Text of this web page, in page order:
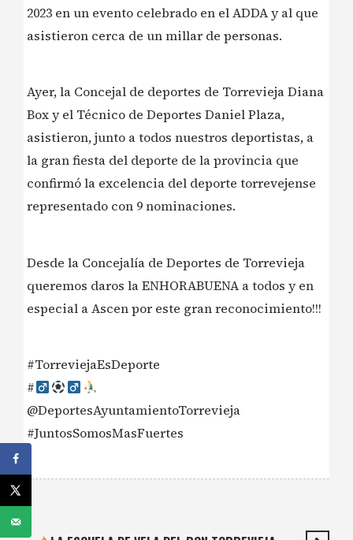
2023 en un evento celebrado en el ADDA y al que
asistieron cerca de un millar de personas.
Ayer, la Concejal de deportes de Torrevieja Diana
Box y el Técnico de Deportes Daniel Plaza,
asistieron, junto a todos nuestros deportistas, a
la gran fiesta del deporte de la provincia que
confirmó la excelencia del deporte torrevejense
representado con 9 nominaciones.
Desde la Concejalía de Deportes de Torrevieja
queremos daros la ENHORABUENA a todos y en
especial a Ascen por este gran reconocimiento!!!
#TorreviejaEsDeporte
#‍
@DeportesAyuntamientoTorrevieja
#JuntosSomosMasFuertes